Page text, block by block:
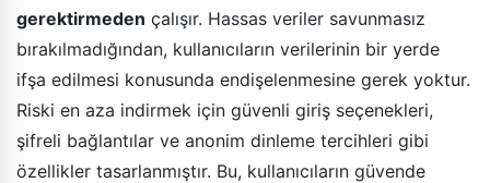
gerektirmeden çalışır. Hassas veriler savunmasız
bırakılmadığından, kullanıcıların verilerinin bir yerde
ifşa edilmesi konusunda endişelenmesine gerek yoktur.
Riski en aza indirmek için güvenli giriş seçenekleri,
şifreli bağlantılar ve anonim dinleme tercihleri gibi
özellikler tasarlanmıştır. Bu, kullanıcıların güvende